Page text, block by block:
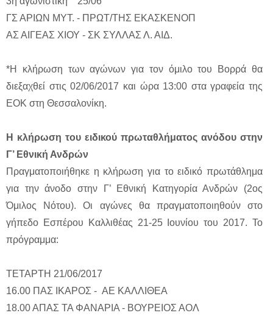
ΓΣ ΑΡΙΩΝ ΜΥΤ. - ΠΡΩΤ/ΤΗΣ ΕΚΑΣΚΕΝΟΠ
ΑΣ ΑΙΓΕΑΣ ΧΙΟΥ - ΣΚ ΣΥΛΛΑΣ Λ. ΑΙΔ.
*Η κλήρωση των αγώνων για τον όμιλο του Βορρά θα
διεξαχθεί στις 02/06/2017 και ώρα 13:00 στα γραφεία της
ΕΟΚ στη Θεσσαλονίκη.
Η κλήρωση του ειδικού πρωταθλήματος ανόδου στην
Γ’ Εθνική Ανδρών
Πραγματοποιήθηκε η κλήρωση για το ειδικό πρωτάθλημα
για την άνοδο στην Γ’ Εθνική Κατηγορία Ανδρών (2ος
Όμιλος Νότου). Οι αγώνες θα πραγματοποιηθούν στο
γήπεδο Εσπέρου Καλλιθέας 21-25 Ιουνίου του 2017. Το
πρόγραμμα:
ΤΕΤΑΡΤΗ 21/06/2017
16.00 ΠΑΣ ΙΚΑΡΟΣ - ΑΕ ΚΑΛΛΙΘΕΑ
18.00 ΑΠΑΣ ΤΑ ΦΑΝΑΡΙΑ - ΒΟΥΡΕΙΟΣ ΑΟΛ